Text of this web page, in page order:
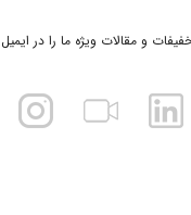
و مقالات ویژه ما را در